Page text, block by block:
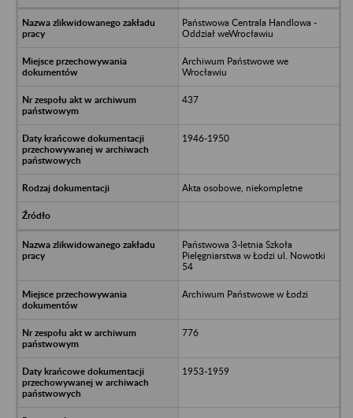
Państwowa Centrala Handlowa -
Oddział weWrocławiu
Archiwum Państwowe we
Wrocławiu
437
1946-1950
Akta osobowe, niekompletne
Państwowa 3-letnia Szkoła
Pielęgniarstwa w Łodzi ul. Nowotki
54
Archiwum Państwowe w Łodzi
776
1953-1959